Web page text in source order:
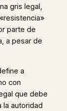
gris legal,
parte de
a pesar de
a
con
que debe
autoridad